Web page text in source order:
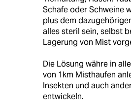
Schafe oder Schweine
plus dem
alles steril sein, selbst
Lagerung von Mist
Die Lösung währe in
von 1km Misthaufen
Insekten und auch
entwickeln.